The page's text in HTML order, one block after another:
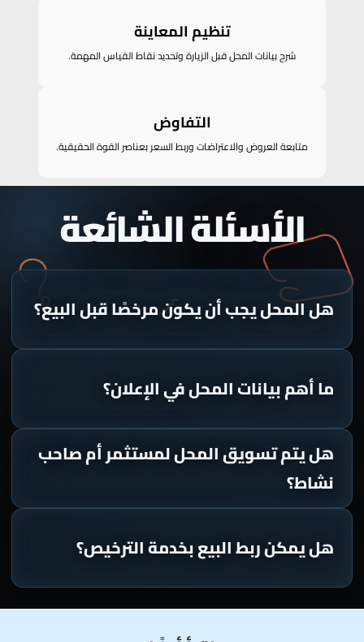
تنظيم المعاينة
شرح بيانات المحل قبل الزيارة وتحديد نقاط القياس المهمة.
التفاوض
متابعة العروض والاعتراضات وربط السعر بعناصر القوة الحقيقية.
الأسئلة الشائعة
هل المحل يجب أن يكون مرخصًا قبل البيع؟
ما أهم بيانات المحل في الإعلان؟
هل يتم تسويق المحل لمستثمر أم صاحب
نشاط؟
هل يمكن ربط البيع بخدمة الترخيص؟